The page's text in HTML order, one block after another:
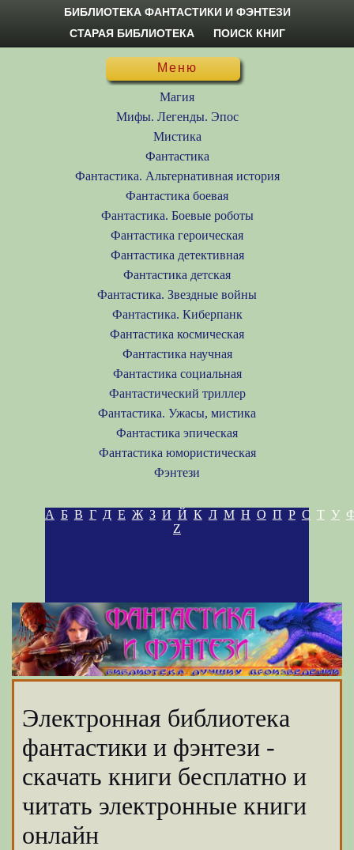
БИБЛИОТЕКА ФАНТАСТИКИ И ФЭНТЕЗИ
СТАРАЯ БИБЛИОТЕКА
ПОИСК КНИГ
Меню
Магия
Мифы. Легенды. Эпос
Мистика
Фантастика
Фантастика. Альтернативная история
Фантастика боевая
Фантастика. Боевые роботы
Фантастика героическая
Фантастика детективная
Фантастика детская
Фантастика. Звездные войны
Фантастика. Киберпанк
Фантастика космическая
Фантастика научная
Фантастика социальная
Фантастический триллер
Фантастика. Ужасы, мистика
Фантастика эпическая
Фантастика юмористическая
Фэнтези
А Б В Г Д Е Ж З И Й К Л М Н О П Р С Т У
Z
Электронная библиотека
фантастики и фэнтези -
скачать книги бесплатно и
читать электронные книги
онлайн